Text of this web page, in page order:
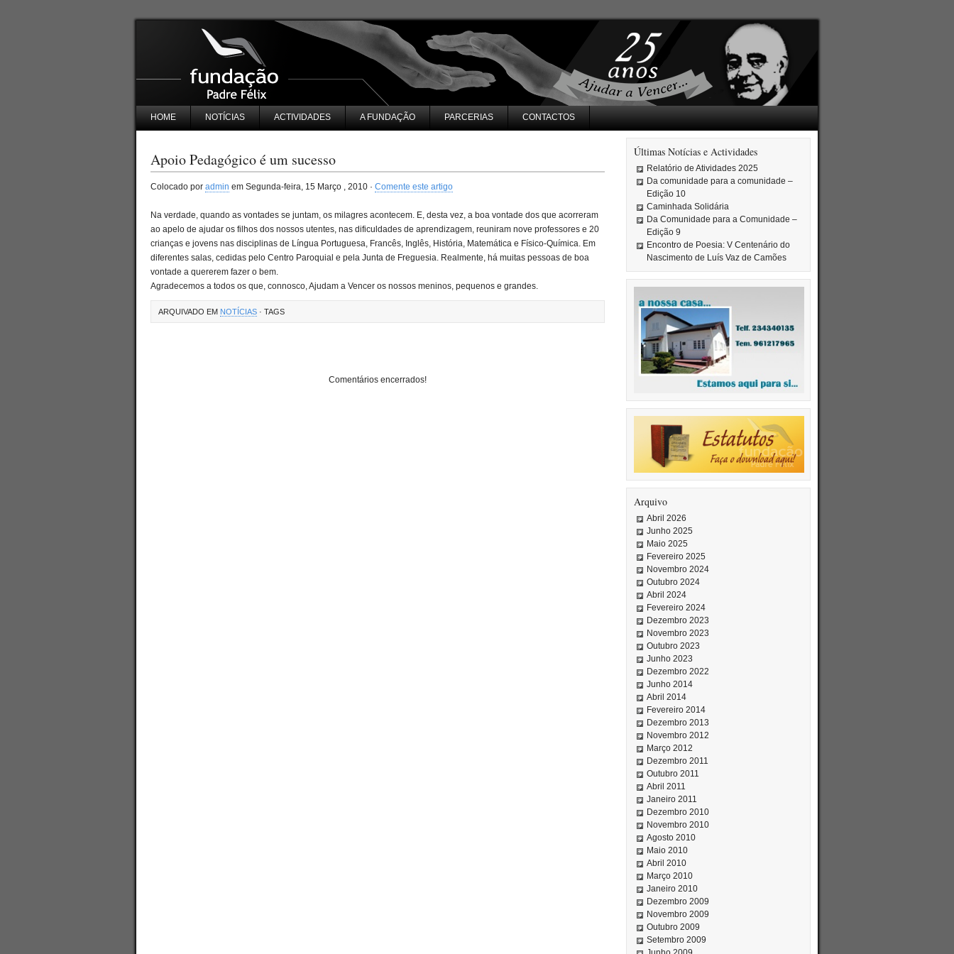
HOME NOTÍCIAS ACTIVIDADES A FUNDAÇÃO PARCERIAS CONTACTOS
Apoio Pedagógico é um sucesso
Colocado por admin em Segunda-feira, 15 Março , 2010 · Comente este artigo
Na verdade, quando as vontades se juntam, os milagres acontecem. E, desta vez, a boa vontade dos que acorreram
ao apelo de ajudar os filhos dos nossos utentes, nas dificuldades de aprendizagem, reuniram nove professores e 20
crianças e jovens nas disciplinas de Língua Portuguesa, Francês, Inglês, História, Matemática e Físico-Química. Em
diferentes salas, cedidas pelo Centro Paroquial e pela Junta de Freguesia. Realmente, há muitas pessoas de boa
vontade a quererem fazer o bem.
Agradecemos a todos os que, connosco, Ajudam a Vencer os nossos meninos, pequenos e grandes.
ARQUIVADO EM NOTÍCIAS · TAGS
Comentários encerrados!
Últimas Notícias e Actividades
Relatório de Atividades 2025
Da comunidade para a comunidade –
Edição 10
Caminhada Solidária
Da Comunidade para a Comunidade –
Edição 9
Encontro de Poesia: V Centenário do
Nascimento de Luís Vaz de Camões
Arquivo
Abril 2026
Junho 2025
Maio 2025
Fevereiro 2025
Novembro 2024
Outubro 2024
Abril 2024
Fevereiro 2024
Dezembro 2023
Novembro 2023
Outubro 2023
Junho 2023
Dezembro 2022
Junho 2014
Abril 2014
Fevereiro 2014
Dezembro 2013
Novembro 2012
Março 2012
Dezembro 2011
Outubro 2011
Abril 2011
Janeiro 2011
Dezembro 2010
Novembro 2010
Agosto 2010
Maio 2010
Abril 2010
Março 2010
Janeiro 2010
Dezembro 2009
Novembro 2009
Outubro 2009
Setembro 2009